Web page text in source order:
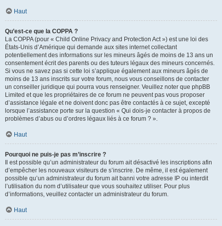
Haut
Qu’est-ce que la COPPA ?
La COPPA (pour « Child Online Privacy and Protection Act ») est une loi des
États-Unis d’Amérique qui demande aux sites internet collectant
potentiellement des informations sur les mineurs âgés de moins de 13 ans un
consentement écrit des parents ou des tuteurs légaux des mineurs concernés.
Si vous ne savez pas si cette loi s’applique également aux mineurs âgés de
moins de 13 ans inscrits sur votre forum, nous vous conseillons de contacter
un conseiller juridique qui pourra vous renseigner. Veuillez noter que phpBB
Limited et que les propriétaires de ce forum ne peuvent pas vous proposer
d’assistance légale et ne doivent donc pas être contactés à ce sujet, excepté
lorsque l’assistance porte sur la question « Qui dois-je contacter à propos de
problèmes d’abus ou d’ordres légaux liés à ce forum ? ».
Haut
Pourquoi ne puis-je pas m’inscrire ?
Il est possible qu’un administrateur du forum ait désactivé les inscriptions afin
d’empêcher les nouveaux visiteurs de s’inscrire. De même, il est également
possible qu’un administrateur du forum ait banni votre adresse IP ou interdit
l’utilisation du nom d’utilisateur que vous souhaitez utiliser. Pour plus
d’informations, veuillez contacter un administrateur du forum.
Haut